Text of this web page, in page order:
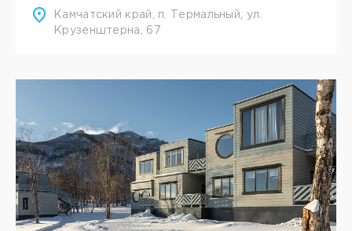
Камчатский край, п. Термальный, ул.
Крузенштерна, 67